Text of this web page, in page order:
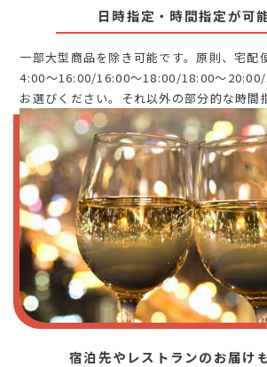
日時指定・時間指定が可
一部大型商品を除き可能です。原則、宅配
4:00～16:00/16:00～18:00/18:00～
お選びください。それ以外の部分的な時間
宿泊先やレストランのお届け